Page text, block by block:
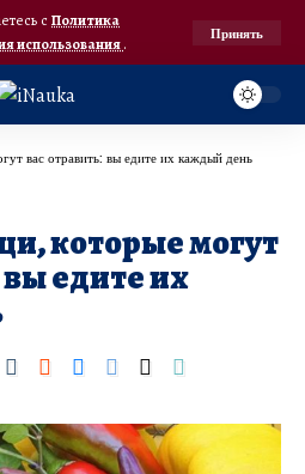
с Политика
использования.
Принять
вас отравить: вы едите их каждый день
которые могут
вы едите их